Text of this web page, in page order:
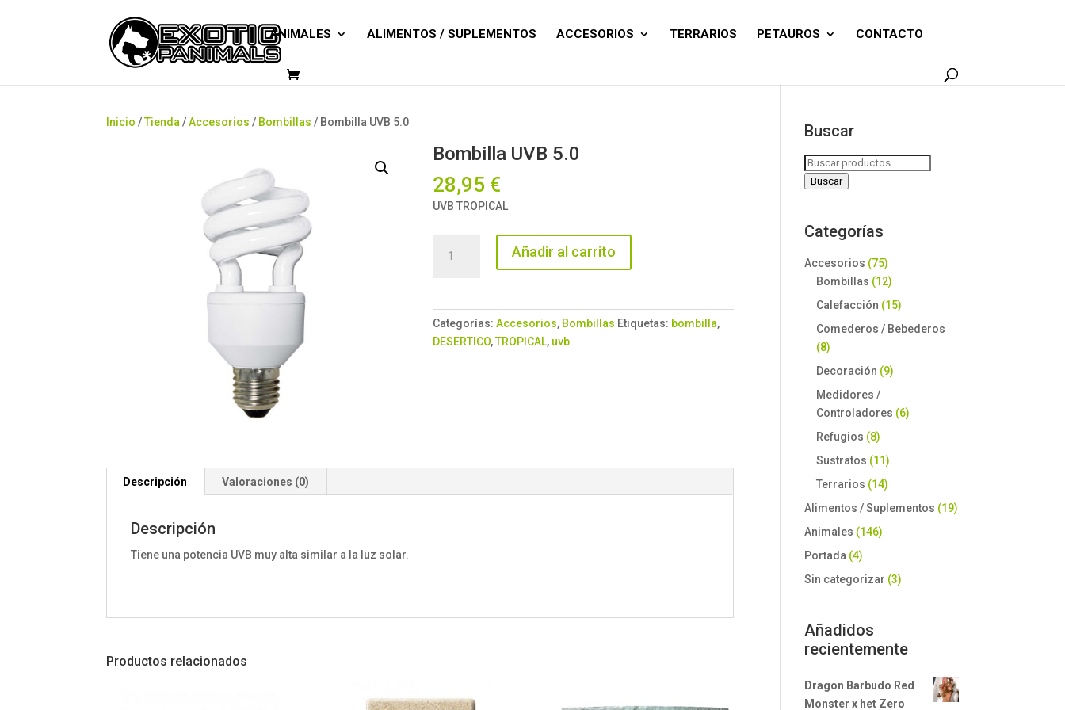
ANIMALES ALIMENTOS / SUPLEMENTOS ACCESORIOS TERRARIOS PETAUROS CONTACTO
productos
Inicio /Tienda /Accesorios / Bombillas / Bombilla UVB 5.0
Bombilla UVB 5.0
28,95 €
UVB TROPICAL
UVB
Añadir al carrito
Categorías:Accesorios, Bombillas Etiquetas: bombilla,
DESERTICO,TROPICAL, uvb
Descripción Valoraciones (0)
Descripción
Tiene una potencia UVB muy alta similar a la luz solar.
Productos relacionados
Buscar
Buscar
por:
Buscar
Categorías
Accesorios (75)
Bombillas (12)
Calefacción (15)
Comederos / Bebederos
(8)
Decoración (9)
Medidores /
Controladores (6)
Refugios (8)
Sustratos (11)
Terrarios (14)
Alimentos / Suplementos (19)
Animales (146)
Portada (4)
Sin categorizar (3)
Añadidos
recientemente
Dragon Barbudo Red
Monster x het Zero